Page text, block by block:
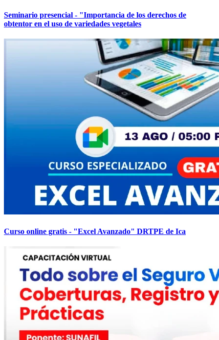
Seminario presencial - "Importancia de los derechos de
obtentor en el uso de variedades vegetales
Curso online gratis - "Excel Avanzado" DRTPE de Ica